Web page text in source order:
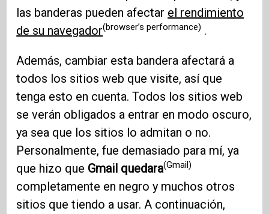
las banderas pueden afectar el rendimiento
de su navegador(browser’s performance) .
Además, cambiar esta bandera afectará a
todos los sitios web que visite, así que
tenga esto en cuenta. Todos los sitios web
se verán obligados a entrar en modo oscuro,
ya sea que los sitios lo admitan o no.
Personalmente, fue demasiado para mí, ya
que hizo que Gmail quedara(Gmail)
completamente en negro y muchos otros
sitios que tiendo a usar. A continuación,